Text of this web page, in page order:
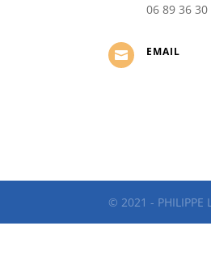
06 89 36 30
 EMAIL
© 2021 -